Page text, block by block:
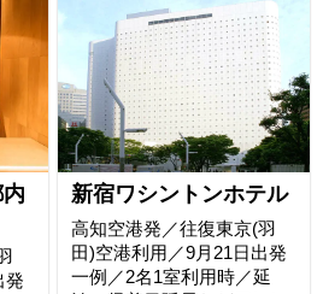
発
新宿ワシントンホテル
高知空港発／往復東京(羽
田)空港利用／9月21日出発
一例／2名1室利用時／延